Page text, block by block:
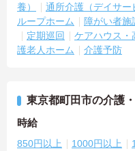
養）
通所介護（デイサー
ループホーム
障がい者施
定期巡回
ケアハウス・
護老人ホーム
介護予防
東京都町田市の介護
時給
850円以上 1000円以上